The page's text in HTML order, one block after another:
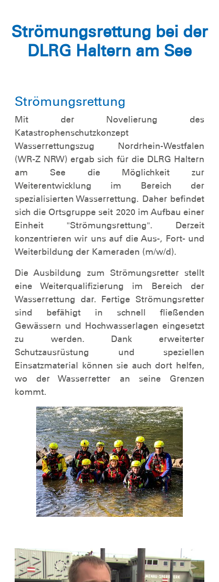
Strömungsrettung bei der
DLRG Haltern am See
Strömungsrettung
Mit der Novelierung des
Katastrophenschutzkonzept
Wasserrettungszug Nordrhein-Westfalen
(WR-Z NRW) ergab sich für die DLRG Haltern
am See die Möglichkeit zur
Weiterentwicklung im Bereich der
spezialisierten Wasserrettung. Daher befindet
sich die Ortsgruppe seit 2020 im Aufbau einer
Einheit "Strömungsrettung". Derzeit
konzentrieren wir uns auf die Aus-, Fort- und
Weiterbildung der Kameraden (m/w/d).
Die Ausbildung zum Strömungsretter stellt
eine Weiterqualifizierung im Bereich der
Wasserrettung dar. Fertige Strömungsretter
sind befähigt in schnell fließenden
Gewässern und Hochwasserlagen eingesetzt
zu werden. Dank erweiterter
Schutzausrüstung und speziellen
Einsatzmaterial können sie auch dort helfen,
wo der Wasserretter an seine Grenzen
kommt.